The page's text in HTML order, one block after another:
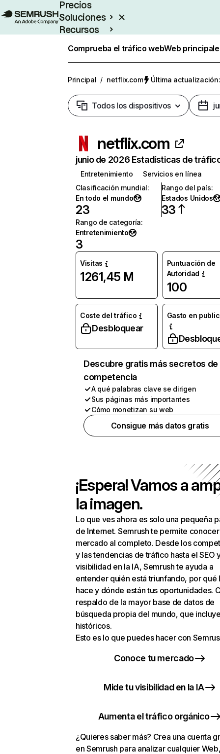
Precios
Soluciones
Recursos
Comprueba el tráfico webWeb
Principal / netflix.com Última
Todos los dispositivos
netflix.com
junio de 2026 Estadísticas de
Entretenimiento
Servicios en línea
Clasificación mundial:
En todo el mundo
23
Rango del país:
Estados Unidos
33
Rango de categoría:
Entretenimiento
3
Visitas
1261,45 M
Puntuación de
Autoridad
100
Coste del tráfico
Desbloquear
Gasto en
Descubre gratis más secretos de
competencia
A qué palabras clave se dirigen
Sus páginas más importantes
Cómo monetizan su web
Consigue más datos gratis
¡Espera! Vamos a
la imagen.
Lo que ves ahora es solo una pequeña
de Internet. Semrush te permite
mercado al completo. Desde los
y las tendencias de tráfico hasta el SEO
visibilidad en la IA, Semrush te ayuda a
entender quién está triunfando, por qué
hace y dónde están tus oportunidades.
respaldo de la mayor base de datos de
búsqueda propia del mundo, que
históricos.
Esto es lo que puedes hacer con
Conoce tu mercado
Mide tu visibilidad en la IA
Aumenta el tráfico orgánico
¿Quieres saber más? Crea una cuenta
en Semrush para analizar cualquier